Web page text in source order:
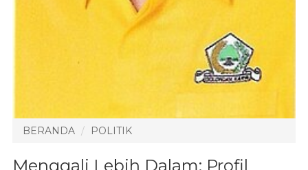
BERANDA POLITIK
Menggali Lebih Dalam: Profil